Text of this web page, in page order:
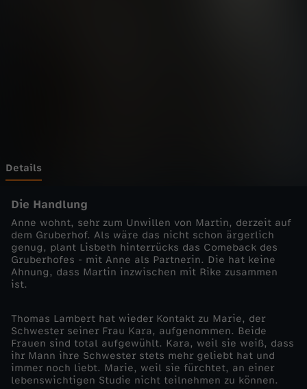
r
-
E
r
w
u
Details
Die Handlung
Anne wohnt, sehr zum Unwillen von Martin, derzeit auf
dem Gruberhof. Als wäre das nicht schon ärgerlich
genug, plant Lisbeth hinterrücks das Comeback des
Gruberhofes - mit Anne als Partnerin. Die hat keine
Ahnung, dass Martin inzwischen mit Rike zusammen
ist.
Thomas Lambert hat wieder Kontakt zu Marie, der
Schwester seiner Frau Kara, aufgenommen. Beide
Frauen sind total aufgewühlt. Kara, weil sie weiß, dass
ihr Mann ihre Schwester stets mehr geliebt hat und
immer noch liebt. Marie, weil sie fürchtet, an einer
lebenswichtigen Studie nicht teilnehmen zu können.